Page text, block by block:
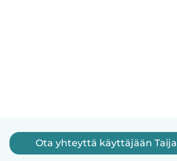
Ota yhteyttä käyttäjään Taija